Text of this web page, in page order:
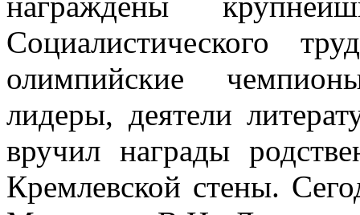
Социалистического
олимпийские
лидеры, деятели
вручил награды
Кремлевской стены.